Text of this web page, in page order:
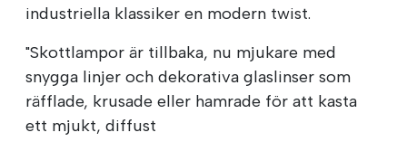
industriella klassiker en modern twist.
"Skottlampor är tillbaka, nu mjukare med
snygga linjer och dekorativa glaslinser som
räfflade, krusade eller hamrade för att kasta
ett mjukt, diffust